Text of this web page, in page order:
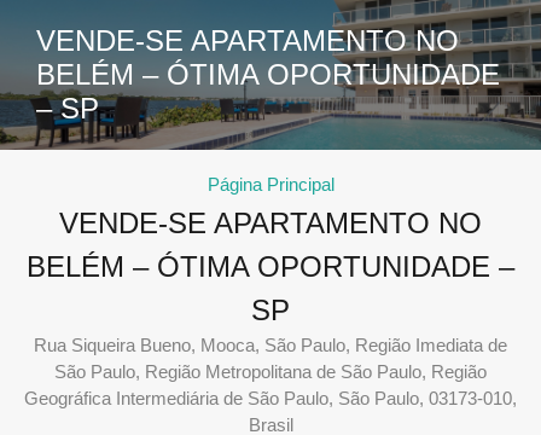
VENDE-SE APARTAMENTO NO
BELÉM – ÓTIMA OPORTUNIDADE
– SP
Página Principal
VENDE-SE APARTAMENTO NO
BELÉM – ÓTIMA OPORTUNIDADE –
SP
Rua Siqueira Bueno, Mooca, São Paulo, Região Imediata de
São Paulo, Região Metropolitana de São Paulo, Região
Geográfica Intermediária de São Paulo, São Paulo, 03173-010,
Brasil